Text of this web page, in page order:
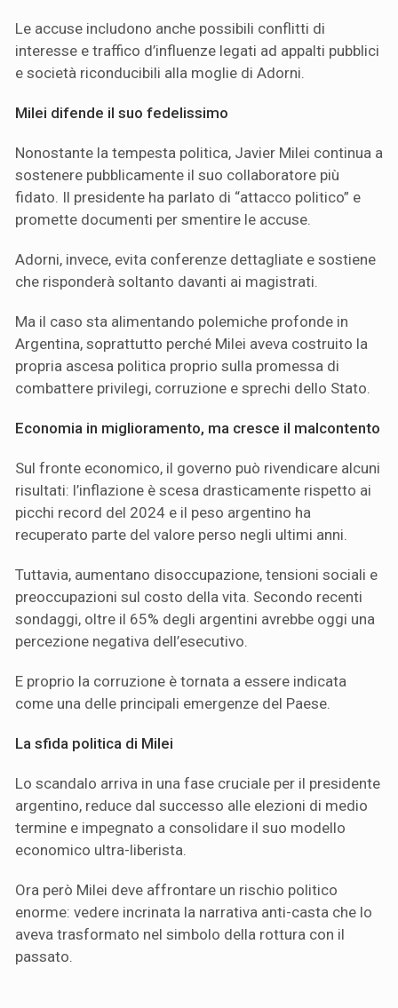
Le accuse includono anche possibili conflitti di
interesse e traffico d’influenze legati ad appalti pubblici
e società riconducibili alla moglie di Adorni.
Milei difende il suo fedelissimo
Nonostante la tempesta politica, Javier Milei continua a
sostenere pubblicamente il suo collaboratore più
fidato. Il presidente ha parlato di “attacco politico” e
promette documenti per smentire le accuse.
Adorni, invece, evita conferenze dettagliate e sostiene
che risponderà soltanto davanti ai magistrati.
Ma il caso sta alimentando polemiche profonde in
Argentina, soprattutto perché Milei aveva costruito la
propria ascesa politica proprio sulla promessa di
combattere privilegi, corruzione e sprechi dello Stato.
Economia in miglioramento, ma cresce il malcontento
Sul fronte economico, il governo può rivendicare alcuni
risultati: l’inflazione è scesa drasticamente rispetto ai
picchi record del 2024 e il peso argentino ha
recuperato parte del valore perso negli ultimi anni.
Tuttavia, aumentano disoccupazione, tensioni sociali e
preoccupazioni sul costo della vita. Secondo recenti
sondaggi, oltre il 65% degli argentini avrebbe oggi una
percezione negativa dell’esecutivo.
E proprio la corruzione è tornata a essere indicata
come una delle principali emergenze del Paese.
La sfida politica di Milei
Lo scandalo arriva in una fase cruciale per il presidente
argentino, reduce dal successo alle elezioni di medio
termine e impegnato a consolidare il suo modello
economico ultra-liberista.
Ora però Milei deve affrontare un rischio politico
enorme: vedere incrinata la narrativa anti-casta che lo
aveva trasformato nel simbolo della rottura con il
passato.